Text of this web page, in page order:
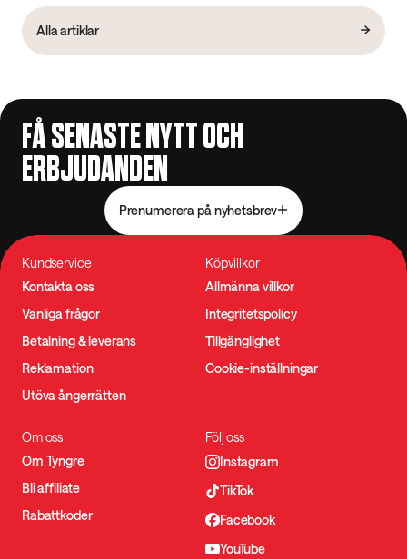
Alla artiklar
FÅ SENASTE NYTT OCH
ERBJUDANDEN
Prenumerera på nyhetsbrev
Kundservice
Kontakta oss
Vanliga frågor
Betalning & leverans
Reklamation
Utöva ångerrätten
Köpvillkor
Allmänna villkor
Integritetspolicy
Tillgänglighet
Cookie-inställningar
Om oss
Om Tyngre
Bli affiliate
Rabattkoder
Följ oss
Instagram
TikTok
Facebook
YouTube